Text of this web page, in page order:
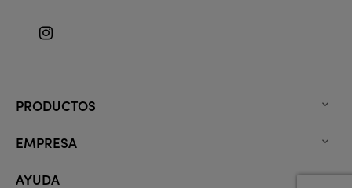
Instagram
PRODUCTOS 
EMPRESA 
AYUDA 